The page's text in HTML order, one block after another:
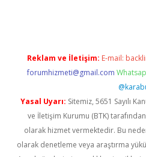
Reklam ve İletişim: E-mail:
forumhizmeti@gmail.com
Yasal Uyarı: Sitemiz, 5651 Sayılı
ve İletişim Kurumu (BTK)
olarak hizmet vermektedir. Bu
olarak denetleme veya araştırma